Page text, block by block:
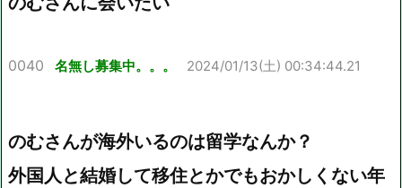
0040 名無し募集中。。。 2024/01/13(土) 00:34:44.21
のむさんが海外いるのは留学なんか？
外国人と結婚して移住とかでもおかしくない年